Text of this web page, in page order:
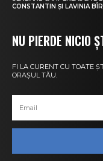
CONSTANTIN ȘI LAVINIA
NU PIERDE NICIO
FI LA CURENT CU TOATE
ORAȘUL TĂU.